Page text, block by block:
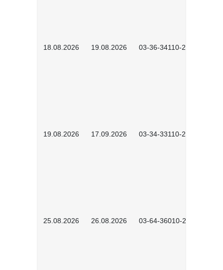
18.08.2026 19.08.2026 03-36-34110-2601
19.08.2026 17.09.2026 03-34-33110-2605
25.08.2026 26.08.2026 03-64-36010-2601